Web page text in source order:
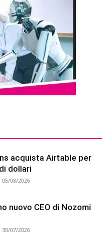
acquista Airtable per
dollari
05/08/2026
nuovo CEO di Nozomi
30/07/2026